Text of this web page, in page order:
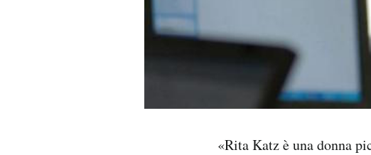
«Rita Katz è una donna